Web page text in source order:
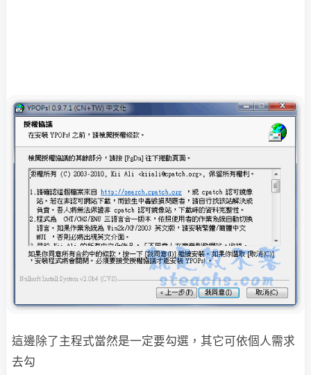
這邊除了主程式當然是一定要勾選，其它可依個人需求
去勾